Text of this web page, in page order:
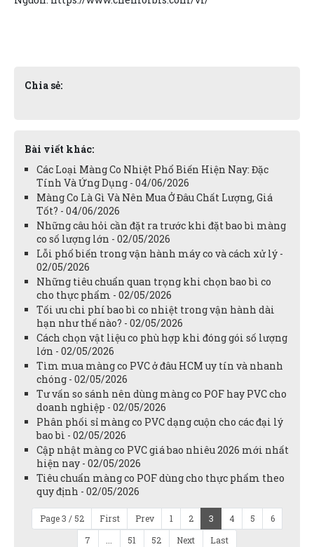
Chia sẻ:
Bài viết khác:
Các Loại Màng Co Nhiệt Phổ Biến Hiện Nay: Đặc
Tính Và Ứng Dụng - 04/06/2026
Màng Co Là Gì Và Nên Mua Ở Đâu Chất Lượng, Giá
Tốt? - 04/06/2026
Những câu hỏi cần đặt ra trước khi đặt bao bì màng
co số lượng lớn - 02/05/2026
Lỗi phổ biến trong vận hành máy co và cách xử lý -
02/05/2026
Những tiêu chuẩn quan trọng khi chọn bao bì co
cho thực phẩm - 02/05/2026
Tối ưu chi phí bao bì co nhiệt trong vận hành dài
hạn như thế nào? - 02/05/2026
Cách chọn vật liệu co phù hợp khi đóng gói số lượng
lớn - 02/05/2026
Tìm mua màng co PVC ở đâu HCM uy tín và nhanh
chóng - 02/05/2026
Tư vấn so sánh nên dùng màng co POF hay PVC cho
doanh nghiệp - 02/05/2026
Phân phối sỉ màng co PVC dạng cuộn cho các đại lý
bao bì - 02/05/2026
Cập nhật màng co PVC giá bao nhiêu 2026 mới nhất
hiện nay - 02/05/2026
Tiêu chuẩn màng co POF dùng cho thực phẩm theo
quy định - 02/05/2026
Page 3 / 52 First Prev 1 2 3 4 5
6
7
... 51 52 Next Last